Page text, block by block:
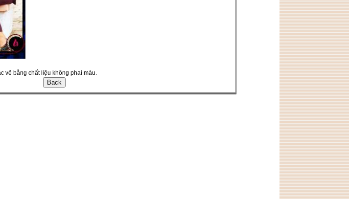
vẽ bằng chất liệu không phai màu.